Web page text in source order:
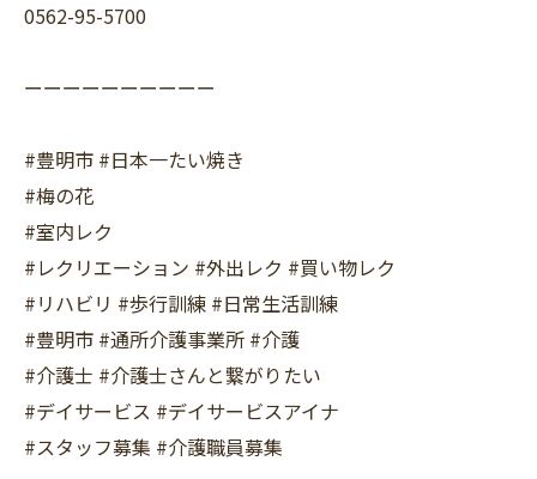
0562-95-5700
ーーーーーーーーーー
#豊明市 #日本一たい焼き
#梅の花
#室内レク
#レクリエーション #外出レク #買い物レク
#リハビリ #歩行訓練 #日常生活訓練
#豊明市 #通所介護事業所 #介護
#介護士 #介護士さんと繋がりたい
#デイサービス #デイサービスアイナ
#スタッフ募集 #介護職員募集